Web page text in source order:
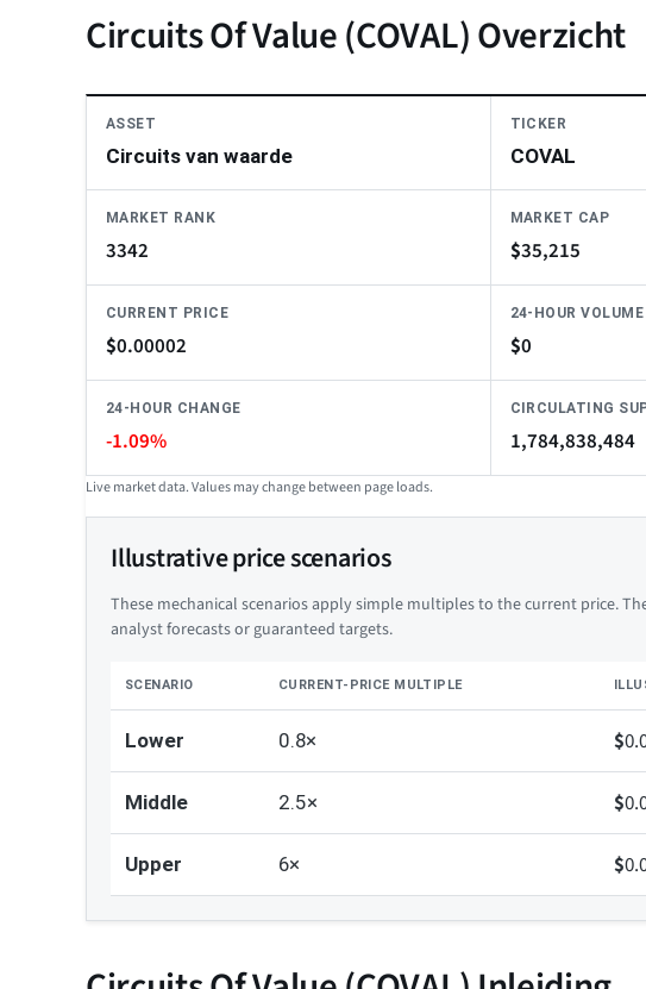
Circuits Of Value (COVAL) Overzicht
ASSET
Circuits van waarde
TICKER
COVAL
MARKET RANK
3342
MARKET CAP
$35,215
CURRENT PRICE
$0.00002
24-HOUR VOLUME
$0
24-HOUR CHANGE
-1.09%
CIRCULATING
1,784,838,484
Live market data. Values may change between page loads.
Illustrative price scenarios
These mechanical scenarios apply simple multiples to the current price.
analyst forecasts or guaranteed targets.
SCENARIO CURRENT-PRICE MULTIPLE
Lower 0.8× $
Middle 2.5× $
Upper 6× $